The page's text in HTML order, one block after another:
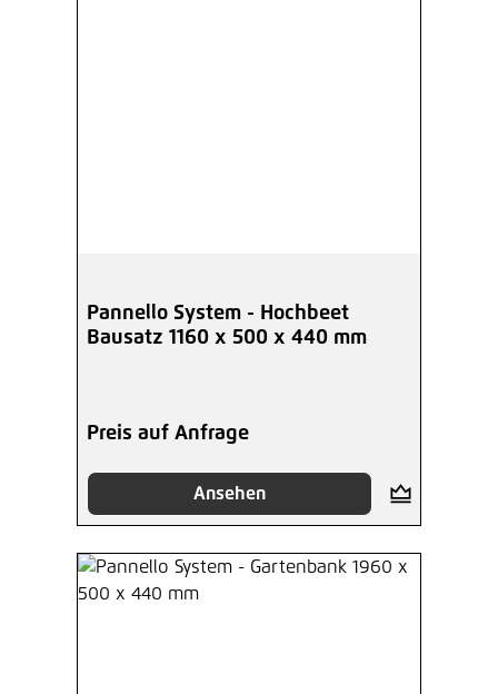
Pannello System - Hochbeet
Bausatz 1160 x 500 x 440 mm
Preis auf Anfrage
Ansehen